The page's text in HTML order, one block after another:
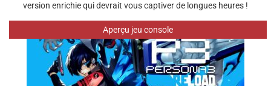
version enrichie qui devrait vous captiver de longues heures !
Aperçu jeu console